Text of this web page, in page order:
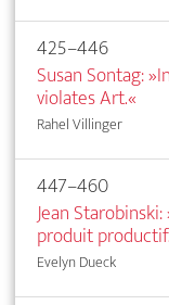
425–446
Susan Sontag:
violates Art.«
Rahel Villinger
447–460
Jean
produit
Evelyn Dueck